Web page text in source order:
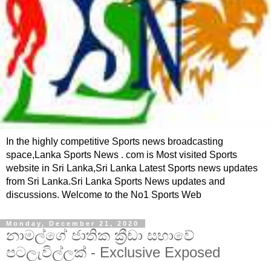
In the highly competitive Sports news broadcasting
space,Lanka Sports News . com is Most visited Sports
website in Sri Lanka,Sri Lanka Latest Sports news updates
from Sri Lanka.Sri Lanka Sports News updates and
discussions. Welcome to the No1 Sports Web
Monday, December 21, 2020
නාමල්ගේ ජාතික ක්‍රීඩා සභාවේ
පටලැවිල්ලක් - Exclusive Exposed